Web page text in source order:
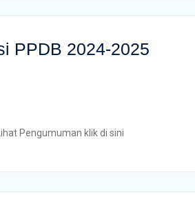
PPDB 2024-2025
Pengumuman klik di sini